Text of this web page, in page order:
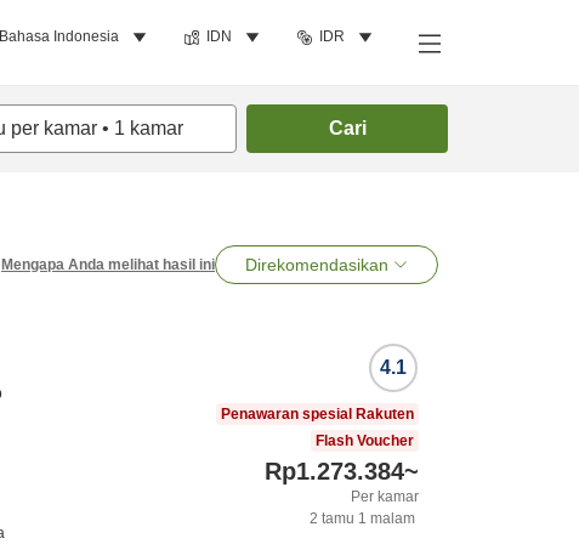
Bahasa Indonesia IDN IDR
per kamar • 1 kamar Cari
Mengapa Anda melihat hasil ini Direkomendasikan
4.1
Penawaran spesial Rakuten
Flash Voucher
Rp1.273.384~
Per kamar
2 tamu 1 malam